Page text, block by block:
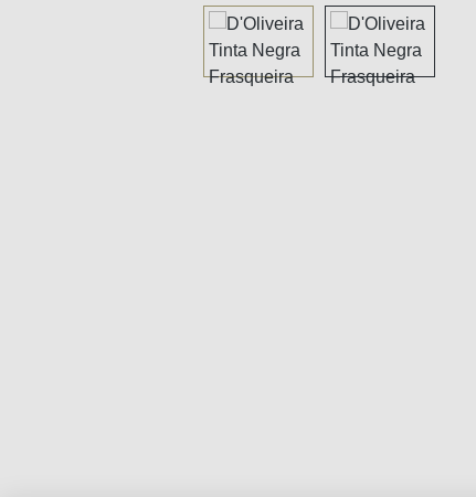
Bildergalerie überspringen